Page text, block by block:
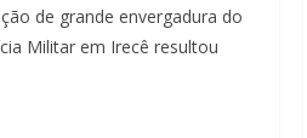
de grande envergadura do
Militar em Irecê resultou